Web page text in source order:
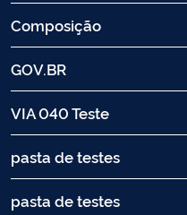
Composição
GOV.BR
VIA 040 Teste
pasta de testes
pasta de testes